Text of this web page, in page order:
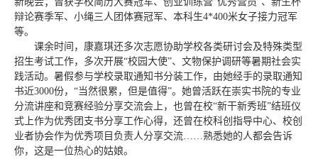
辩论赛季军、小绳三人团体赛冠军、本科生4*400米女子接力冠军
等。
课余时间，康嘉琪还多次志愿协助学校各类研讨会及特殊类型
招生考试工作，多次开展“校园大使”、文物保护调研等暑期社会实
践活动。暑假参与学校录取通知书分装工作，由她经手的录取通知
书近3000份，“当然很累，但是值得”。她曾活跃在崇实书院的专业
分流讲座和竞赛经验分享交流会上，也曾在校“新干新秀班”结班仪
式上作为优秀团支书分享工作心得，还曾在校科创指导中心、校创
业者协会作为优秀项目负责人分享交流……熟悉她的人都会告诉
你，这是一位热心的姑娘。